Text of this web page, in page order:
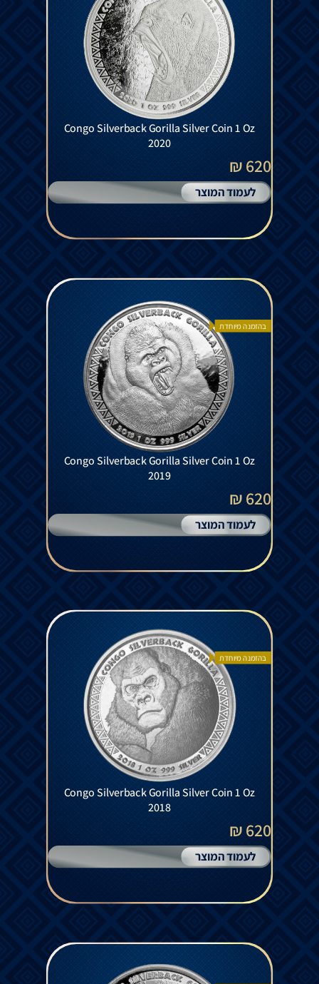
Congo Silverback Gorilla Silver Coin 1 Oz
2020
620 ₪
לעמוד המוצר
בהזמנה מיוחדת
Congo Silverback Gorilla Silver Coin 1 Oz
2019
620 ₪
לעמוד המוצר
בהזמנה מיוחדת
Congo Silverback Gorilla Silver Coin 1 Oz
2018
620 ₪
לעמוד המוצר